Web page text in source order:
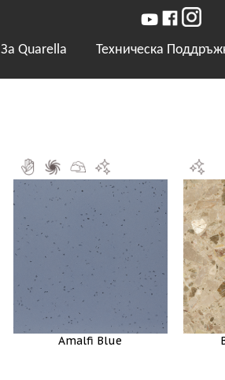
За Quarella Техническа
Amalfi Blue